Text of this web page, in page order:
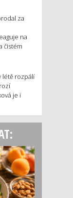
za
na
čistém
létě rozpálí
je i